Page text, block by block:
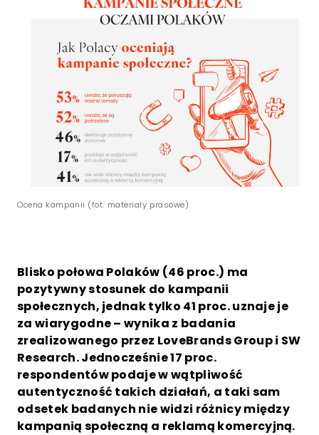
Ocena kampanii (fot. materiały prasowe)
Blisko połowa Polaków (46 proc.) ma
pozytywny stosunek do kampanii
społecznych, jednak tylko 41 proc. uznaje je
za wiarygodne – wynika z badania
zrealizowanego przez LoveBrands Group i SW
Research. Jednocześnie 17 proc.
respondentów podaje w wątpliwość
autentyczność takich działań, a taki sam
odsetek badanych nie widzi różnicy między
kampanią społeczną a reklamą komercyjną.